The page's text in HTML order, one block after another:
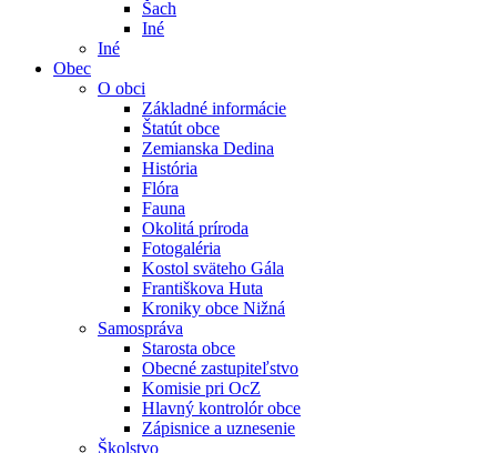
Šach
Iné
Iné
Obec
O obci
Základné informácie
Štatút obce
Zemianska Dedina
História
Flóra
Fauna
Okolitá príroda
Fotogaléria
Kostol sväteho Gála
Františkova Huta
Kroniky obce Nižná
Samospráva
Starosta obce
Obecné zastupiteľstvo
Komisie pri OcZ
Hlavný kontrolór obce
Zápisnice a uznesenie
Školstvo